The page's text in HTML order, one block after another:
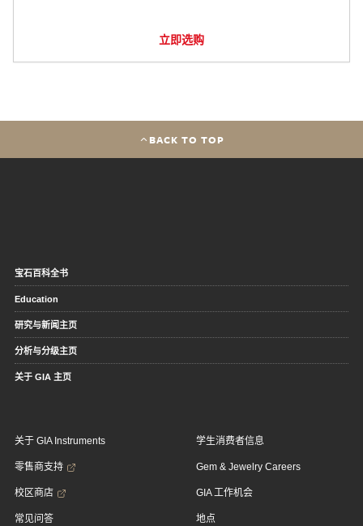
立即选购
BACK TO TOP
宝石百科全书
Education
研究与新闻主页
分析与分级主页
关于 GIA 主页
关于 GIA Instruments
零售商支持
校区商店
常见问答
学生消费者信息
Gem & Jewelry Careers
GIA 工作机会
地点